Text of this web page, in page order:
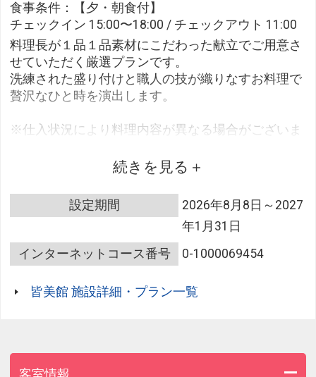
食事条件：【夕・朝食付】
チェックイン 15:00〜18:00 / チェックアウト 11:00
料理長が１品１品素材にこだわった献立でご用意さ
せていただく厳選プランです。
洗練された盛り付けと職人の技が織りなすお料理で
贅沢なひと時を演出します。
※仕入状況により料理内容が異なる場合がございま
※お子様を含めて総数11名様以上のお客様は同一会
ご了承くださいませ。
続きを見る
設定期間
2026年8月8日～2027
年1月31日
インターネットコース番号
0-1000069454
皆美館 施設詳細・プラン一覧
客室情報